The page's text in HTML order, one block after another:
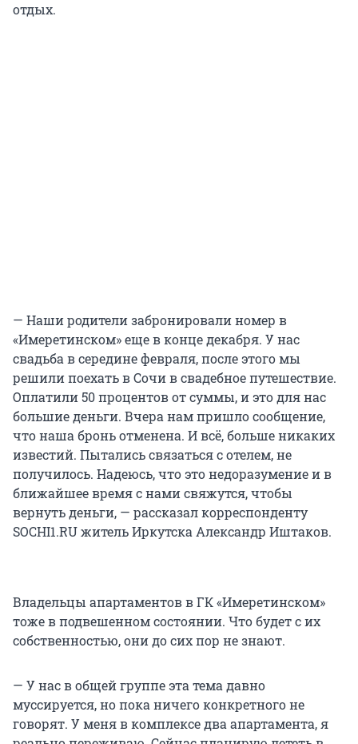
отдых.
— Наши родители забронировали номер в
«Имеретинском» еще в конце декабря. У нас
свадьба в середине февраля, после этого мы
решили поехать в Сочи в свадебное путешествие.
Оплатили 50 процентов от суммы, и это для нас
большие деньги. Вчера нам пришло сообщение,
что наша бронь отменена. И всё, больше никаких
известий. Пытались связаться с отелем, не
получилось. Надеюсь, что это недоразумение и в
ближайшее время с нами свяжутся, чтобы
вернуть деньги, — рассказал корреспонденту
SOCHI1.RU житель Иркутска Александр Иштаков.
Владельцы апартаментов в ГК «Имеретинском»
тоже в подвешенном состоянии. Что будет с их
собственностью, они до сих пор не знают.
— У нас в общей группе эта тема давно
муссируется, но пока ничего конкретного не
говорят. У меня в комплексе два апартамента, я